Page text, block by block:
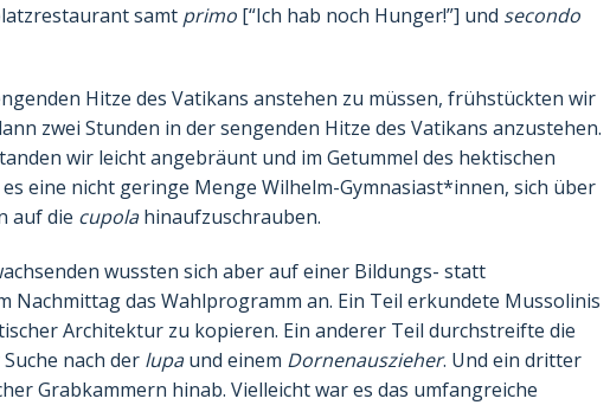
samt primo [“Ich hab noch Hunger!”] und secondo
Hitze des Vatikans anstehen zu müssen, frühstückten wir
zwei Stunden in der sengenden Hitze des Vatikans anzustehen.
wir leicht angebräunt und im Getummel des hektischen
eine nicht geringe Menge Wilhelm-Gymnasiast*innen, sich über
auf die cupolahinaufzuschrauben.
wussten sich aber auf einer Bildungs- statt
Nachmittag das Wahlprogramm an. Ein Teil erkundete Mussolinis
Architektur zu kopieren. Ein anderer Teil durchstreifte die
nach der lupaund einem Dornenauszieher. Und ein dritter
Grabkammern hinab. Vielleicht war es das umfangreiche